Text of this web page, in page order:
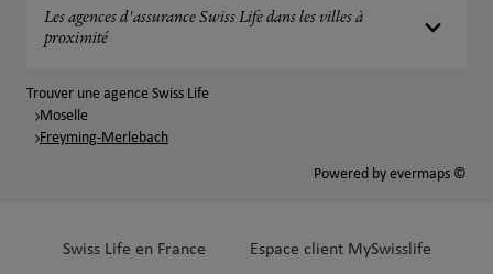
Les agences d'assurance Swiss Life dans les villes à
proximité
Trouver une agence Swiss Life
Moselle
Freyming-Merlebach
Powered by evermaps ©
Swiss Life en France Espace client MySwisslife